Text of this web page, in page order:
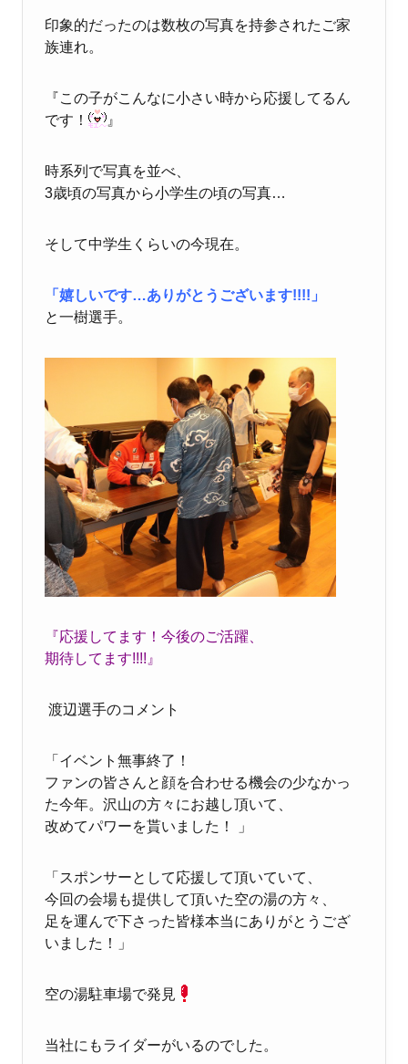
印象的だったのは数枚の写真を持参されたご家
族連れ。
『この子がこんなに小さい時から応援してるん
です！
』
時系列で写真を並べ、
3歳頃の写真から小学生の頃の写真…
そして中学生くらいの今現在。
「嬉しいです…ありがとうございます!!!!」
と一樹選手。
『応援してます！今後のご活躍、
期待してます!!!!』
渡辺選手のコメント
「イベント無事終了！
ファンの皆さんと顔を合わせる機会の少なかっ
た今年。沢山の方々にお越し頂いて、
改めてパワーを貰いました！ 」
「スポンサーとして応援して頂いていて、
今回の会場も提供して頂いた空の湯の方々、
足を運んで下さった皆様本当にありがとうござ
いました！」
空の湯駐車場で発見
当社にもライダーがいるのでした。